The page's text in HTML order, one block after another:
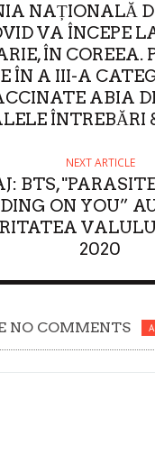
NAȚIONALĂ
VA ÎNCEPE
ÎN COREEA.
ÎN A III-A
ABIA
ÎNTREBĂRI
NEXT ARTICLE
BTS,
ON YOU”
2020
NO COMMENTS